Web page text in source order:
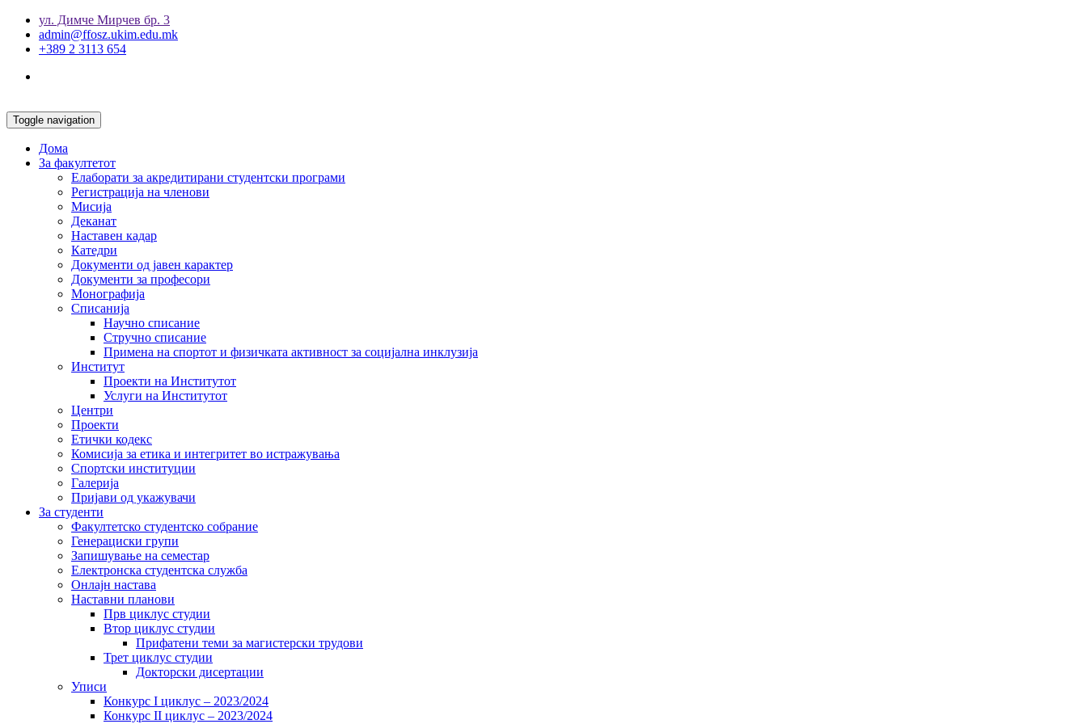
ул. Димче Мирчев бр. 3
admin@ffosz.ukim.edu.mk
+389 2 3113 654
Toggle navigation
Дома
За факултетот
Елаборати за акредитирани студентски програми
Регистрација на членови
Мисија
Деканат
Наставен кадар
Катедри
Документи од јавен карактер
Документи за професори
Монографија
Списанија
Научно списание
Стручно списание
Примена на спортот и физичката активност за социјална инклузија
Институт
Проекти на Институтот
Услуги на Институтот
Центри
Проекти
Етички кодекс
Комисија за етика и интегритет во истражувања
Спортски институции
Галерија
Пријави од укажувачи
За студенти
Факултетско студентско собрание
Генерациски групи
Запишување на семестар
Електронска студентска служба
Онлајн настава
Наставни планови
Прв циклус студии
Втор циклус студии
Прифатени теми за магистерски трудови
Трет циклус студии
Докторски дисертации
Уписи
Конкурс I циклус – 2023/2024
Конкурс II циклус – 2023/2024